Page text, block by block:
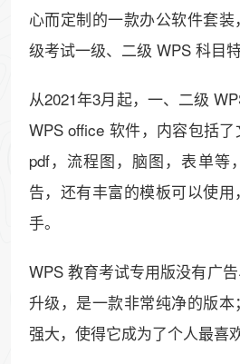
心而定制的一款办公软件套
级考试一级、二级 WPS 科目
从2021年3月起，一、二级
WPS office 软件，内容包括了
pdf，流程图，脑图，表单等
告，还有丰富的模板可以使
手。
WPS 教育考试专用版没有广
升级，是一款非常纯净的版
强大，使得它成为了个人最喜